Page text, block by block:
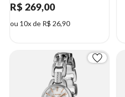
R$ 269,00
ou 10x de R$ 26,90